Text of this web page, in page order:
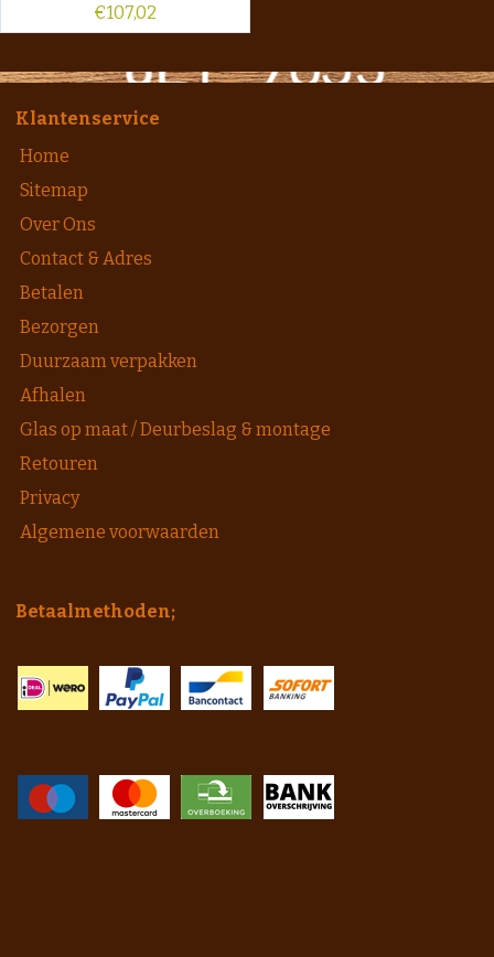
€107,02
Klantenservice
Home
Sitemap
Over Ons
Contact & Adres
Betalen
Bezorgen
Duurzaam verpakken
Afhalen
Glas op maat / Deurbeslag & montage
Retouren
Privacy
Algemene voorwaarden
Betaalmethoden;